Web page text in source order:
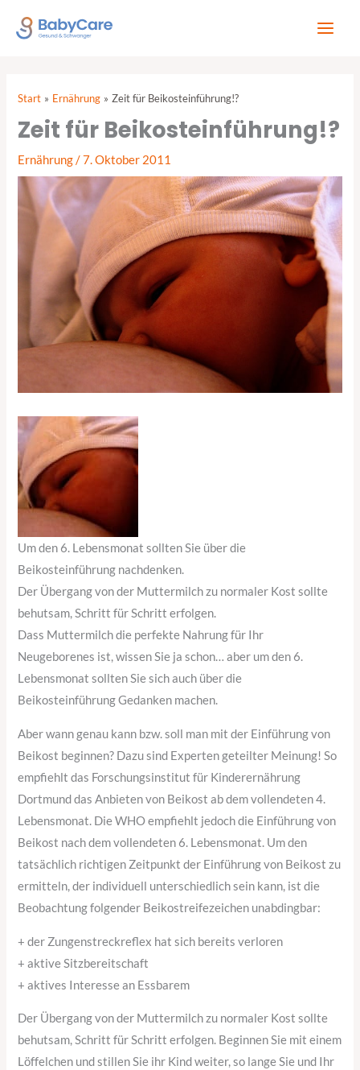
Inhalt
Start Ernährung Zeit für Beikosteinführung!?
Zeit für Beikosteinführung!?
Ernährung/7. Oktober 2011
Um den 6. Lebensmonat sollten Sie über die
Beikosteinführung nachdenken.
Der Übergang von der Muttermilch zu normaler Kost sollte
behutsam, Schritt für Schritt erfolgen.
Dass Muttermilch die perfekte Nahrung für Ihr
Neugeborenes ist, wissen Sie ja schon… aber um den 6.
Lebensmonat sollten Sie sich auch über die
Beikosteinführung Gedanken machen.
Aber wann genau kann bzw. soll man mit der Einführung von
Beikost beginnen? Dazu sind Experten geteilter Meinung! So
empfiehlt das Forschungsinstitut für Kinderernährung
Dortmund das Anbieten von Beikost ab dem vollendeten 4.
Lebensmonat. Die WHO empfiehlt jedoch die Einführung von
Beikost nach dem vollendeten 6. Lebensmonat. Um den
tatsächlich richtigen Zeitpunkt der Einführung von Beikost zu
ermitteln, der individuell unterschiedlich sein kann, ist die
Beobachtung folgender Beikostreifezeichen unabdingbar:
+ der Zungenstreckreflex hat sich bereits verloren
+ aktive Sitzbereitschaft
+ aktives Interesse an Essbarem
Der Übergang von der Muttermilch zu normaler Kost sollte
behutsam, Schritt für Schritt erfolgen. Beginnen Sie mit einem
Löffelchen und stillen Sie ihr Kind weiter, so lange Sie und Ihr